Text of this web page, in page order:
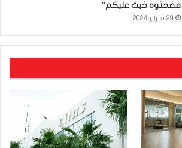
فضحتوه خيت عليكم”
29 فبراير 2024